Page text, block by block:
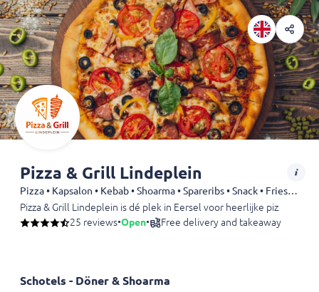
Pizza & Grill Lindeplein
Pizza • Kapsalon • Kebab • Shoarma • Spareribs • Snack • Fries • Sandwiches
Pizza & Grill Lindeplein is dé plek in Eersel voor heerlijke pizza’s,
25 reviews•Open• Free delivery and takeaway
Schotels - Döner & Shoarma